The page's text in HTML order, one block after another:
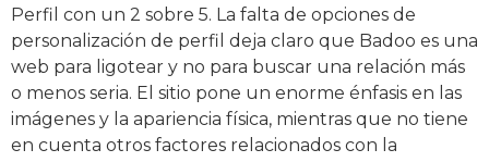
Perfil con un 2 sobre 5. La falta de opciones de
personalización de perfil deja claro que Badoo es una
web para ligotear y no para buscar una relación más
o menos seria. El sitio pone un enorme énfasis en las
imágenes y la apariencia física, mientras que no tiene
en cuenta otros factores relacionados con la